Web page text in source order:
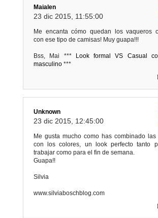
Maialen
23 dic 2015, 11:55:00
Me encanta cómo quedan los vaqueros
con ese tipo de camisas! Muy guapa!!!
Bss, Mai *** Look formal VS Casual
masculino ***
Unknown
23 dic 2015, 12:45:00
Me gusta mucho como has combinado las
con los colores, un look perfecto tanto
trabajar como para el fin de semana.
Guapa!!
Silvia
www.silviaboschblog.com